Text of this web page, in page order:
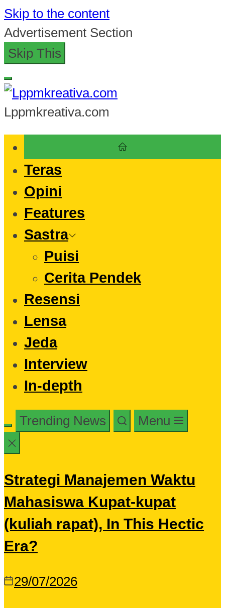
Skip to the content
Advertisement Section
Skip This
Lppmkreativa.com
Teras
Opini
Features
Sastra
Puisi
Cerita Pendek
Resensi
Lensa
Jeda
Interview
In-depth
Trending News Menu
Strategi Manajemen Waktu
Mahasiswa Kupat-kupat
(kuliah rapat), In This Hectic
Era?
29/07/2026